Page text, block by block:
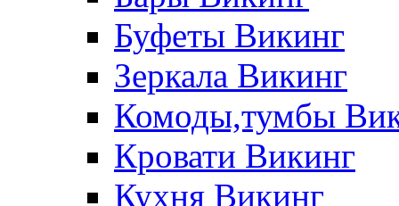
Буфеты Викинг
Зеркала Викинг
Комоды,тумбы
Кровати Викинг
Кухня Викинг